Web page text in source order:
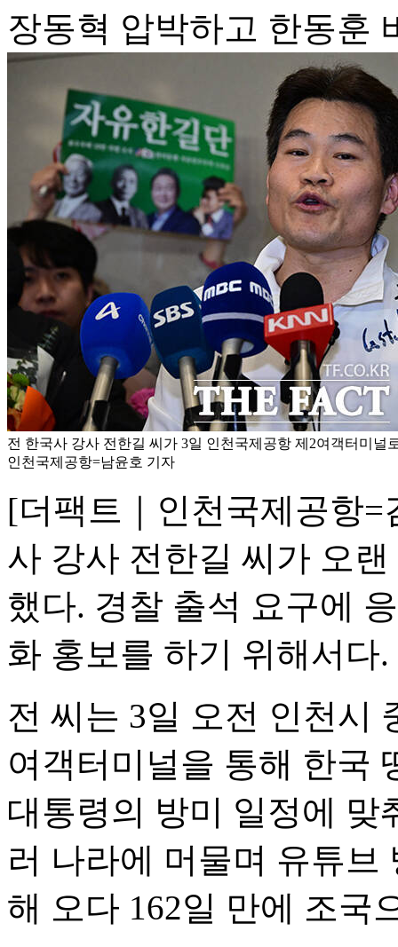
장동혁 압박하고 한동훈
전 한국사 강사 전한길 씨가 3일 인천국제공항 제2여객터미널
인천국제공항=남윤호 기자
[더팩트｜인천국제공항=
사 강사 전한길 씨가 오
했다. 경찰 출석 요구에
화 홍보를 하기 위해서다.
전 씨는 3일 오전 인천시
여객터미널을 통해 한국
대통령의 방미 일정에 맞
러 나라에 머물며 유튜
해 오다 162일 만에 조국